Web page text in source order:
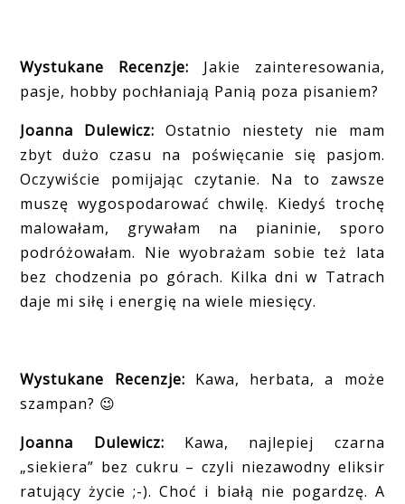
Wystukane Recenzje: Jakie zainteresowania,
pasje, hobby pochłaniają Panią poza pisaniem?
Joanna Dulewicz: Ostatnio niestety nie mam
zbyt dużo czasu na poświęcanie się pasjom.
Oczywiście pomijając czytanie. Na to zawsze
muszę wygospodarować chwilę. Kiedyś trochę
malowałam, grywałam na pianinie, sporo
podróżowałam. Nie wyobrażam sobie też lata
bez chodzenia po górach. Kilka dni w Tatrach
daje mi siłę i energię na wiele miesięcy.
Wystukane Recenzje: Kawa, herbata, a może
szampan? 😉
Joanna Dulewicz: Kawa, najlepiej czarna
„siekiera” bez cukru – czyli niezawodny eliksir
ratujący życie ;-). Choć i białą nie pogardzę. A